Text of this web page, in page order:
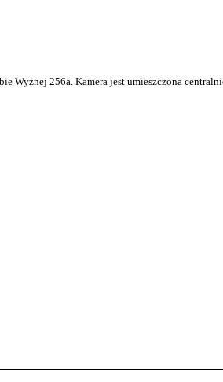
Wyżnej 256a. Kamera jest umieszczona